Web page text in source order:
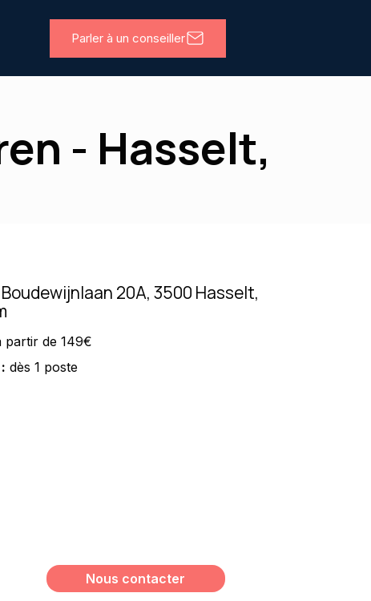
Parler à un conseiller
- Hasselt,
20A, 3500 Hasselt,
partir de 149€
dès 1 poste
Nous contacter